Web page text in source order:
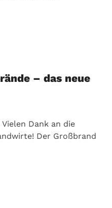
– das neue
Dank an die
Der Großbrand